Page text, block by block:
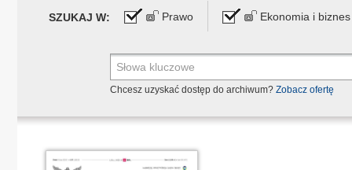
SZUKAJ W: Prawo Ekonomia i biznes
Chcesz uzyskać dostęp do archiwum? Zobacz ofertę